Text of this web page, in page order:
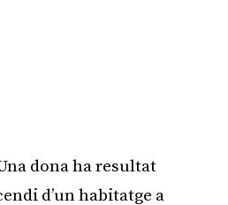
dona ha resultat
d’un habitatge a